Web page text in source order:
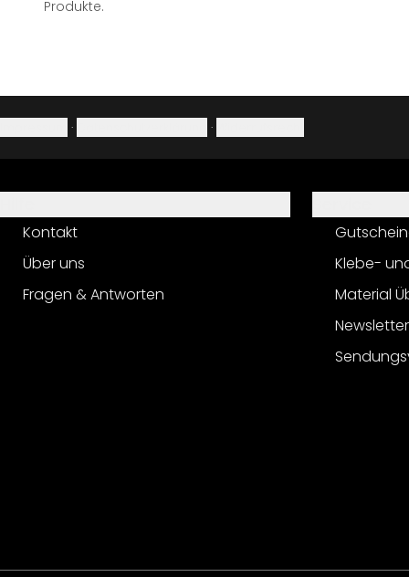
Produkte.
· ·
Kontakt
Über uns
Fragen & Antworten
Klebe-
Material